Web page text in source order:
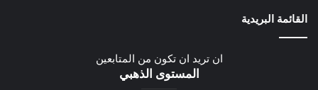
القائمة البريدية
ان تريد ان تكون من المتابعين
المستوى الذهبي